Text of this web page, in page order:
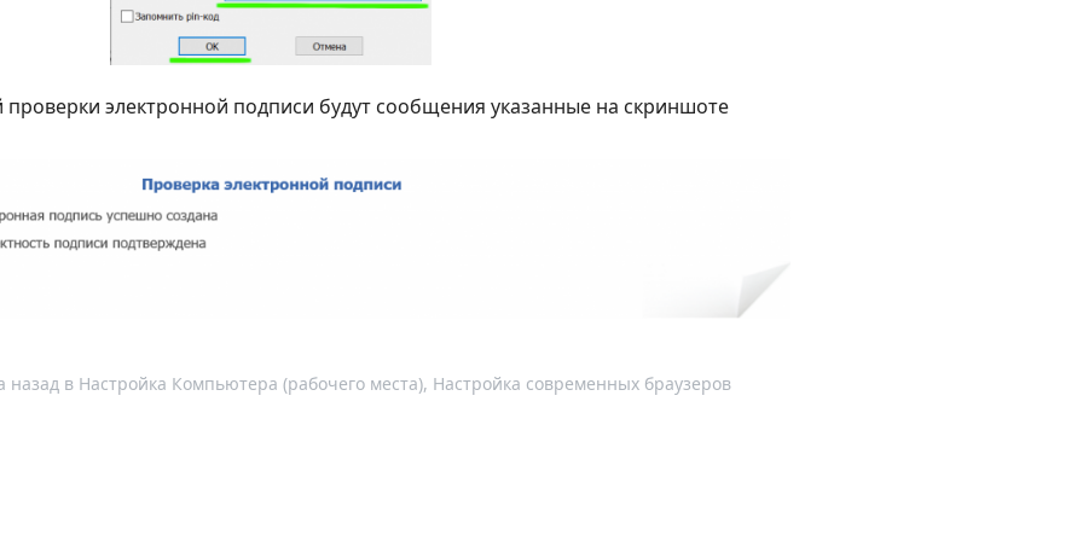
проверки электронной подписи будут сообщения указанные на скриншоте
назад в Настройка Компьютера (рабочего места), Настройка современных браузеров